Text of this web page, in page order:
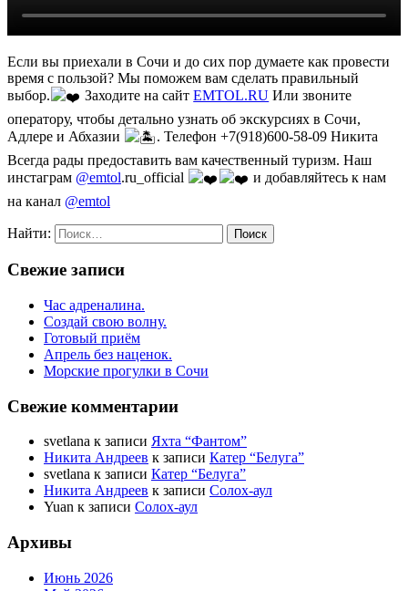
Если вы приехали в Сочи и до сих пор думаете как провести
время с пользой? Мы поможем вам сделать правильный
выбор.
Заходите на сайтEMTOL.RU Или звоните
оператору, чтобы детально узнать об экскурсиях в Сочи,
Адлере и Абхазии
. Телефон +7(918)600-58-09 Никита
Всегда рады предоставить вам качественный туризм. Наш
инстаграм @emtol.ru_official
и добавляйтесь к нам
на канал @emtol
Найти:
Свежие записи
Час адреналина.
Создай свою волну.
Готовый приём
Апрель без наценок.
Морские прогулки в Сочи
Свежие комментарии
svetlana к записи Яхта “Фантом”
Никита Андреев к записи Катер “Белуга”
svetlana к записи Катер “Белуга”
Никита Андреев к записи Солох-аул
Yuan к записи Солох-аул
Архивы
Июнь 2026